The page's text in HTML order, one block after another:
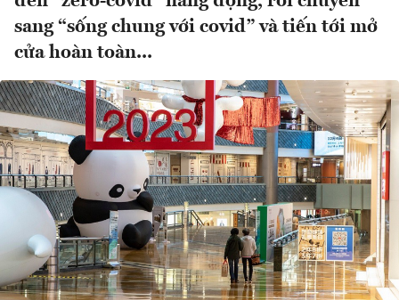
sang “sống chung với covid” và tiến tới mở
cửa hoàn toàn...